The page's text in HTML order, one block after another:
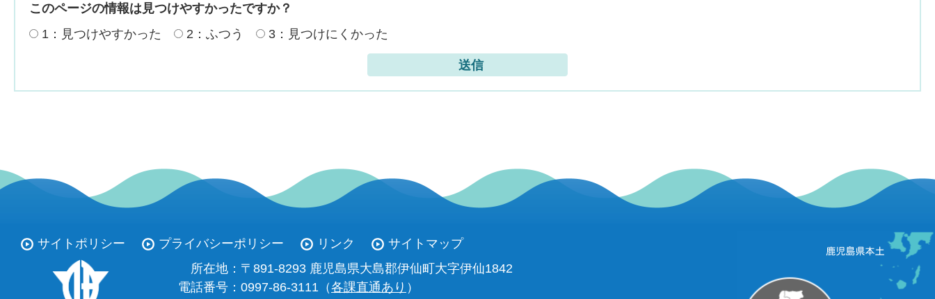
このページの情報は見つけやすかったですか？
1：見つけやすかった
2：ふつう 3：見つけにくかった
サイトポリシー プライバシーポリシー リンク
サイトマップ
所在地： 〒891-8293 鹿児島県大島郡伊仙町大字伊仙1842
電話番号： 0997-86-3111（各課直通あり ）